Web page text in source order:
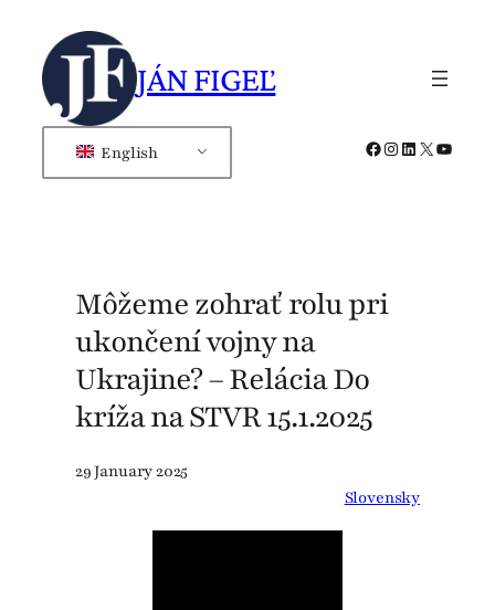
content
JÁN FIGEĽ
English Facebook
Instagram
LinkedIn
X
Môžeme zohrať rolu pri
ukončení vojny na
Ukrajine? – Relácia Do
kríža na STVR 15.1.2025
29 January 2025
Slovensky